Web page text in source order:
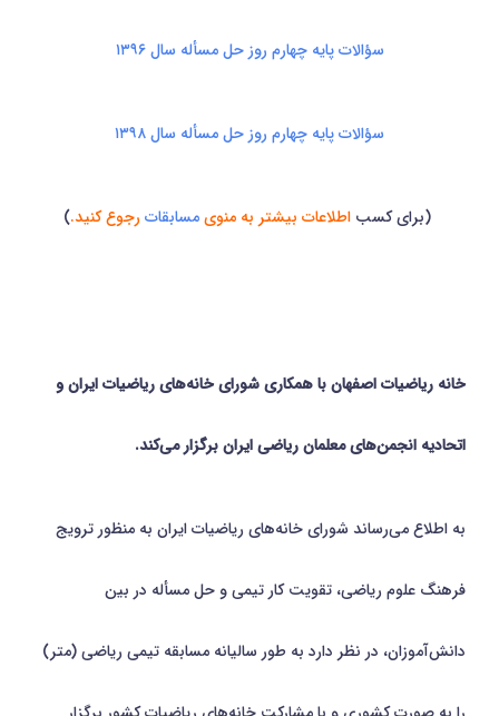
سؤالات پایه چهارم روز حل مسأله سال ۱۳۹۶
سؤالات پایه چهارم روز حل مسأله سال ۱۳۹۸
(برای کسب اطلاعات بیشتر به منویمسابقاترجوع کنید.)
خانه ریاضیات اصفهان با همکاری شورای خانه‌های ریاضیات ایران و
اتحادیه انجمن‌های معلمان ریاضی ایران برگزار می‌کند.
به اطلاع می­‌رساند شورای خانه­‌های ریاضیات ایران به منظور ترویج
فرهنگ علوم ریاضی، تقویت کار تیمی و حل مسأله در بین
دانش‌آموزان، در نظر دارد به طور سالیانه مسابقه تیمی ریاضی (متر)